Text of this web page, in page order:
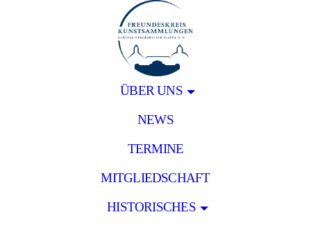
ÜBER UNS
NEWS
TERMINE
MITGLIEDSCHAFT
HISTORISCHES